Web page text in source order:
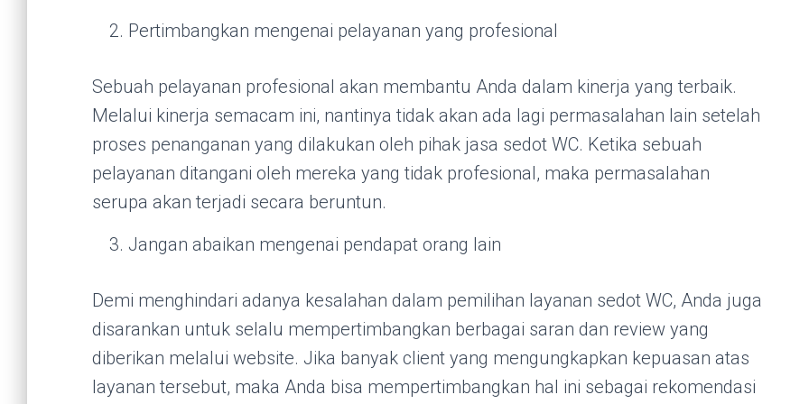
Pertimbangkan mengenai pelayanan yang profesional
Sebuah pelayanan profesional akan membantu Anda dalam kinerja yang terbaik.
Melalui kinerja semacam ini, nantinya tidak akan ada lagi permasalahan lain setelah
proses penanganan yang dilakukan oleh pihak jasa sedot WC. Ketika sebuah
pelayanan ditangani oleh mereka yang tidak profesional, maka permasalahan
serupa akan terjadi secara beruntun.
Jangan abaikan mengenai pendapat orang lain
Demi menghindari adanya kesalahan dalam pemilihan layanan sedot WC, Anda juga
disarankan untuk selalu mempertimbangkan berbagai saran dan review yang
diberikan melalui website. Jika banyak client yang mengungkapkan kepuasan atas
layanan tersebut, maka Anda bisa mempertimbangkan hal ini sebagai rekomendasi